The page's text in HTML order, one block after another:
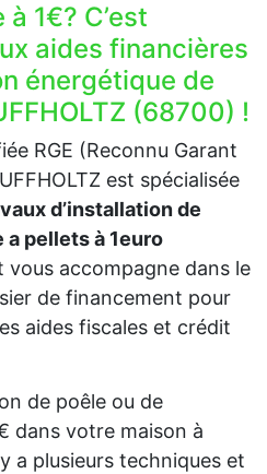
1€? C’est
aides financières
énergétique de
(68700) !
RGE (Reconnu Garant
est spécialisée
d’installation de
a pellets à 1euro
vous accompagne dans le
de financement pour
aides fiscales et crédit
de poêle ou de
dans votre maison à
a plusieurs techniques et